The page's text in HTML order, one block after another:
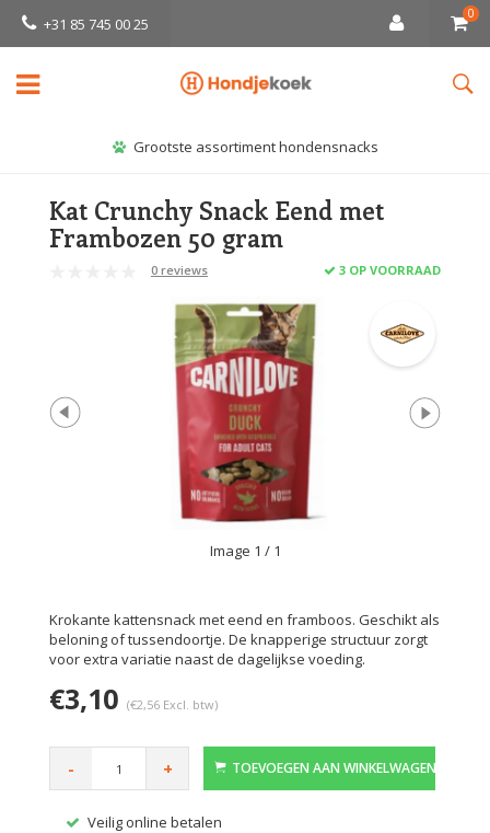
+31 85 745 00 25
0
Grootste assortiment hondensnacks
Kat Crunchy Snack Eend met
Frambozen 50 gram
0 reviews 3 OP VOORRAAD
Image 1 / 1
Krokante kattensnack met eend en framboos. Geschikt als
beloning of tussendoortje. De knapperige structuur zorgt
voor extra variatie naast de dagelijkse voeding.
€3,10 (€2,56 Excl. btw)
- + TOEVOEGEN AAN WINKELWAGEN
Veilig online betalen